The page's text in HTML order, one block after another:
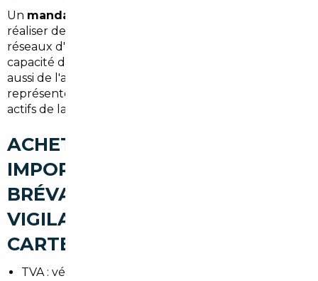
Un mandataire auto Limeil-Brévannes
réaliser des économies substantielles grâce à des
réseaux d'approvisionnement en Europe et une
capacité de négociation. Le mandataire s'occupe
aussi de l'administratif et de la logistique, ce qui
représente un gain de temps important pour les
actifs de la région parisienne.
ACHETER UNE VOITURE
IMPORTÉE À LIMEIL-
BRÉVANNES : LES POINTS DE
VIGILANCE (TVA, CONFORMITÉ,
CARTE GRISE)
TVA : vérifier si le véhicule est vendu en TVA